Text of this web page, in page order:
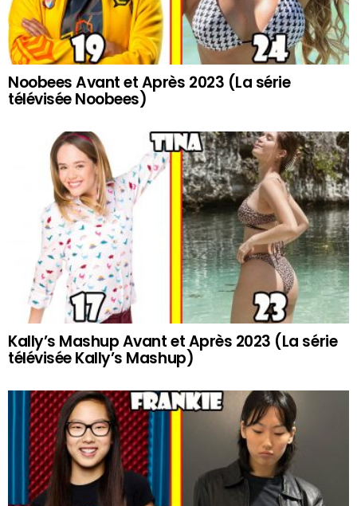
Noobees Avant et Après 2023 (La série
télévisée Noobees)
Kally’s Mashup Avant et Après 2023 (La série
télévisée Kally’s Mashup)